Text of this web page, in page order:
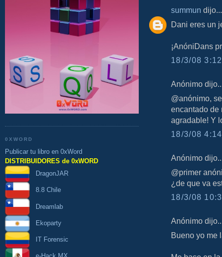
0XWORD
Publicar tu libro en 0xWord
DISTRIBUIDORES de 0xWORD
DragonJAR
8.8 Chile
Dreamlab
Ekoparty
IT Forensic
summun dijo...
Dani eres un
¡AnóniDans
18/3/08
Anónimo
@anónimo,
encantado de
agradable! Y
18/3/08
Anónimo
@primer
¿de que va
18/3/08
Anónimo
Bueno yo me